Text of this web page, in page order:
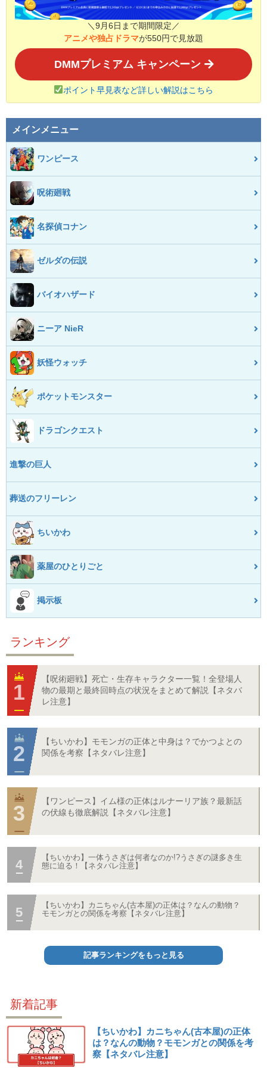
＼9月6日まで期間限定／
アニメや独占ドラマが550円で見放題
DMMプレミアム キャンペーン
ポイント早見表など詳しい解説はこちら
メインメニュー
ワンピース
呪術廻戦
名探偵コナン
ゼルダの伝説
バイオハザード
ニーア NieR
妖怪ウォッチ
ポケットモンスター
ドラゴンクエスト
進撃の巨人
葬送のフリーレン
ちいかわ
薬屋のひとりごと
掲示板
ランキング
【呪術廻戦】死亡・生存キャラクター一覧！全登場人
物の最期と最終回時点の状況をまとめて解説【ネタバ
レ注意】
【ちいかわ】モモンガの正体と中身は？でかつよとの
関係を考察【ネタバレ注意】
【ワンピース】イム様の正体はルナーリア族？最新話
の伏線も徹底解説【ネタバレ注意】
【ちいかわ】一体うさぎは何者なのか!?うさぎの謎多き生
態に迫る！【ネタバレ注意】
【ちいかわ】カニちゃん(古本屋)の正体は？なんの動物？
モモンガとの関係を考察【ネタバレ注意】
記事ランキングをもっと見る
新着記事
【ちいかわ】カニちゃん(古本屋)の正体
は？なんの動物？モモンガとの関係を考
察【ネタバレ注意】